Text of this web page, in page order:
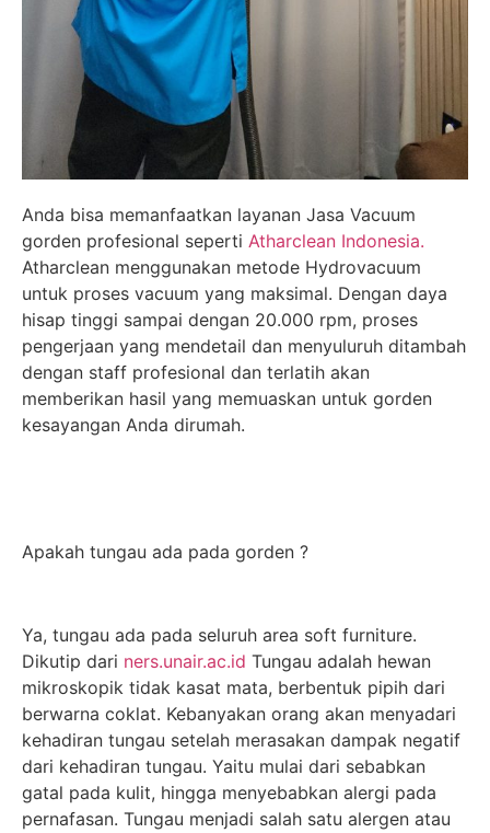
Anda bisa memanfaatkan layanan Jasa Vacuum
gorden profesional seperti Atharclean Indonesia.
Atharclean menggunakan metode Hydrovacuum
untuk proses vacuum yang maksimal. Dengan daya
hisap tinggi sampai dengan 20.000 rpm, proses
pengerjaan yang mendetail dan menyuluruh ditambah
dengan staff profesional dan terlatih akan
memberikan hasil yang memuaskan untuk gorden
kesayangan Anda dirumah.
Apakah tungau ada pada gorden ?
Ya, tungau ada pada seluruh area soft furniture.
Dikutip dari ners.unair.ac.id Tungau adalah hewan
mikroskopik tidak kasat mata, berbentuk pipih dari
berwarna coklat. Kebanyakan orang akan menyadari
kehadiran tungau setelah merasakan dampak negatif
dari kehadiran tungau. Yaitu mulai dari sebabkan
gatal pada kulit, hingga menyebabkan alergi pada
pernafasan. Tungau menjadi salah satu alergen atau